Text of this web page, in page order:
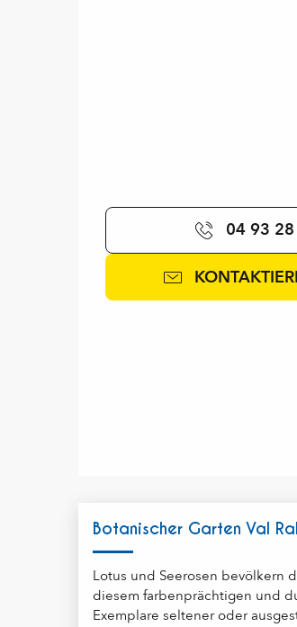
04 93
Botanischer Garten Val
Lotus und Seerosen bevölkern
diesem farbenprächtigen und
Exemplare seltener oder